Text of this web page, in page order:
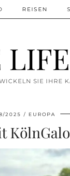
SIE IHRE
REISEN
2025 EUROPA